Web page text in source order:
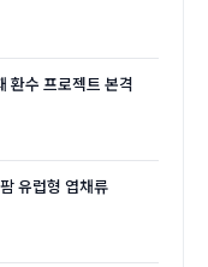
환수 프로젝트 본격
유럽형 엽채류